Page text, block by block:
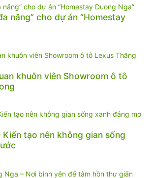
năng” cho dự án “Homestay
khuôn viên Showroom ô tô
Kiến tạo nên không gian sống